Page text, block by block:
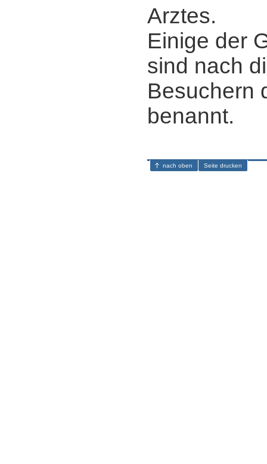
Arztes.
Einige der
sind nach
Besuchern
benannt.
nach oben Seite drucken